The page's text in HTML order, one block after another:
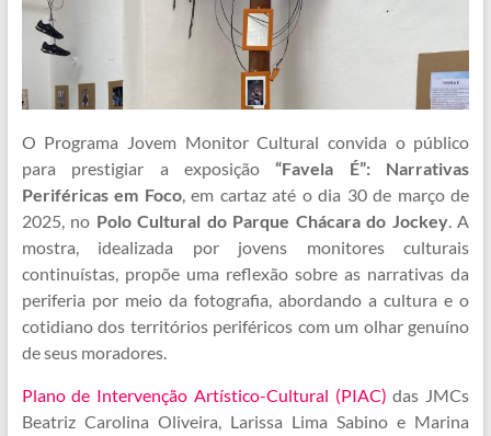
O Programa Jovem Monitor Cultural convida o público
para prestigiar a exposição“Favela É”: Narrativas
Periféricas em Foco, em cartaz até o dia 30 de março de
2025, no Polo Cultural do Parque Chácara do Jockey. A
mostra, idealizada por jovens monitores culturais
continuístas, propõe uma reflexão sobre as narrativas da
periferia por meio da fotografia, abordando a cultura e o
cotidiano dos territórios periféricos com um olhar genuíno
de seus moradores.
Plano de Intervenção Artístico-Cultural (PIAC) das JMCs
Beatriz Carolina Oliveira, Larissa Lima Sabino e Marina